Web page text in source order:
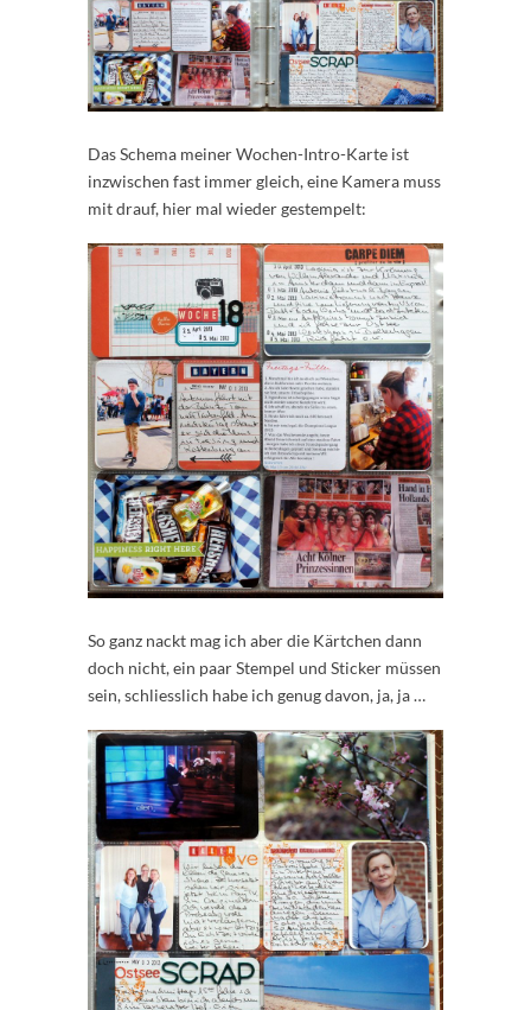
Das Schema meiner Wochen-Intro-Karte ist
inzwischen fast immer gleich, eine Kamera muss
mit drauf, hier mal wieder gestempelt:
So ganz nackt mag ich aber die Kärtchen dann
doch nicht, ein paar Stempel und Sticker müssen
sein, schliesslich habe ich genug davon, ja, ja …